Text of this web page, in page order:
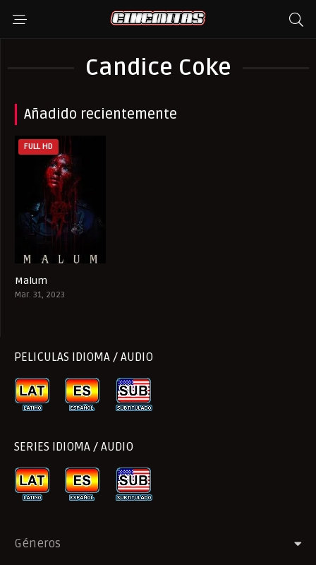
Candice Coke
Añadido recientemente
FULL HD
Malum
Mar. 31, 2023
PELICULAS IDIOMA / AUDIO
SERIES IDIOMA / AUDIO
Géneros